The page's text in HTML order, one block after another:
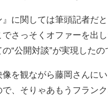
に関しては筆頭記者だ
さっそくオファーを出
“公開対談”が実現したの
を観ながら藤岡さんに
、そりゃあもうフランク